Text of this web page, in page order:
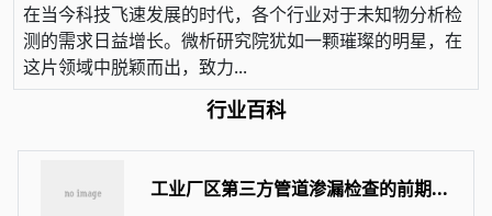
在当今科技飞速发展的时代，各个行业对于未知物分析检
测的需求日益增长。微析研究院犹如一颗璀璨的明星，在
这片领域中脱颖而出，致力...
行业百科
工业厂区第三方管道渗漏检查的前期...